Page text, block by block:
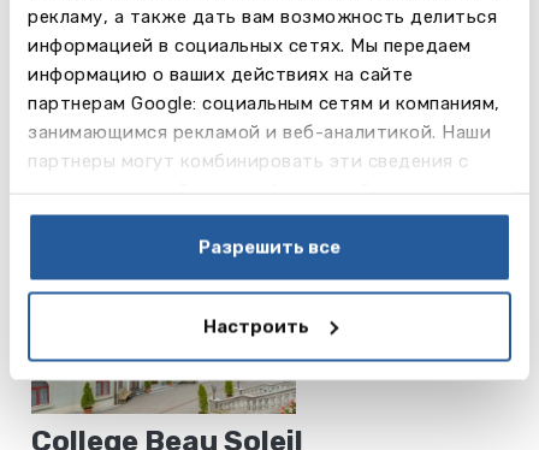
рекламу, а также дать вам возможность делиться
информацией в социальных сетях. Мы передаем
информацию о ваших действиях на сайте
партнерам Google: социальным сетям и компаниям,
занимающимся рекламой и веб-аналитикой. Наши
партнеры могут комбинировать эти сведения с
данными, которые они получили при использовании
Разрешить все
Настроить
College du
Leman
далее
College Beau Soleil